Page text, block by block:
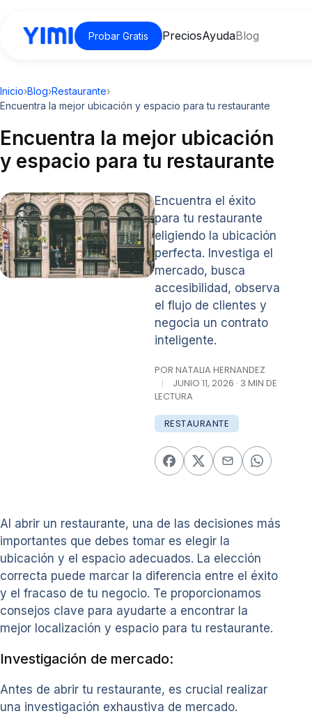
Probar Gratis PreciosAyudaBlog
Inicio›Blog›Restaurante›
Encuentra la mejor ubicación y espacio para tu restaurante
Encuentra la mejor ubicación
y espacio para tu restaurante
Encuentra el éxito
para tu restaurante
eligiendo la ubicación
perfecta. Investiga el
mercado, busca
accesibilidad, observa
el flujo de clientes y
negocia un contrato
inteligente.
POR NATALIA HERNANDEZ
|
JUNIO 11, 2026 · 3 MIN DE
LECTURA
RESTAURANTE
Al abrir un restaurante, una de las decisiones más
importantes que debes tomar es elegir la
ubicación y el espacio adecuados. La elección
correcta puede marcar la diferencia entre el éxito
y el fracaso de tu negocio. Te proporcionamos
consejos clave para ayudarte a encontrar la
mejor localización y espacio para tu restaurante.
Investigación de mercado:
Antes de abrir tu restaurante, es crucial realizar
una investigación exhaustiva de mercado.